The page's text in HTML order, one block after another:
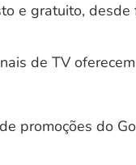
e gratuito,
de TV
promoções do